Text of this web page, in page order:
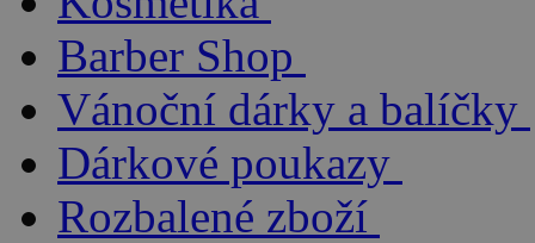
Barber Shop
Vánoční dárky a balíčky
Dárkové poukazy
Rozbalené zboží